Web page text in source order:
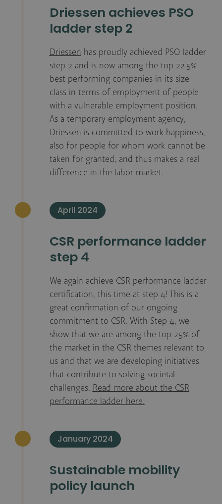
Driessen achieves PSO
ladder step 2
Driessen has proudly achieved PSO ladder
step 2 and is now among the top 22.5%
best performing companies in its size
class in terms of employment of people
with a vulnerable employment position.
As a temporary employment agency,
Driessen is committed to work happiness,
also for people for whom work cannot be
taken for granted, and thus makes a real
difference in the labor market.
April 2024
CSR performance ladder
step 4
We again achieve CSR performance ladder
certification, this time at step 4! This is a
great confirmation of our ongoing
commitment to CSR. With Step 4, we
show that we are among the top 25% of
the market in the CSR themes relevant to
us and that we are developing initiatives
that contribute to solving societal
challenges. Read more about the CSR
performance ladder here.
January 2024
Sustainable mobility
policy launch